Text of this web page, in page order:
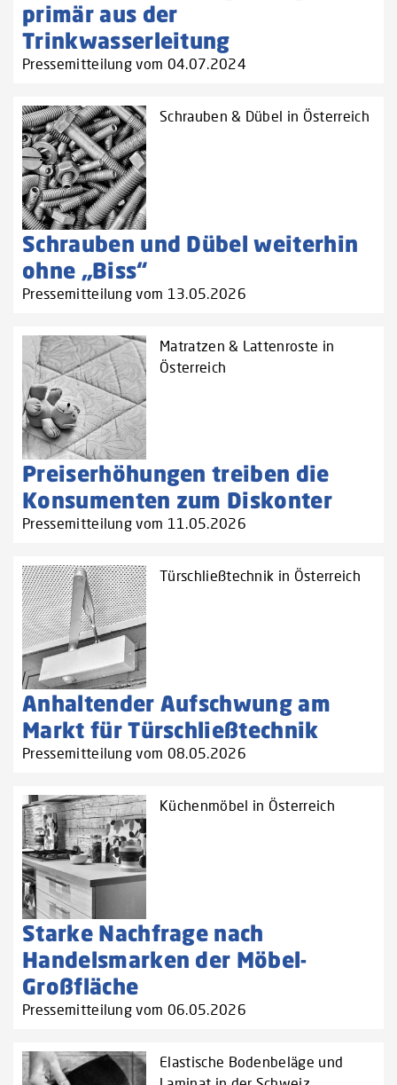
primär aus der
Trinkwasserleitung
Pressemitteilung vom 04.07.2024
Schrauben & Dübel in Österreich
Schrauben und Dübel weiterhin
ohne „Biss“
Pressemitteilung vom 13.05.2026
Matratzen & Lattenroste in
Österreich
Preiserhöhungen treiben die
Konsumenten zum Diskonter
Pressemitteilung vom 11.05.2026
Türschließtechnik in Österreich
Anhaltender Aufschwung am
Markt für Türschließtechnik
Pressemitteilung vom 08.05.2026
Küchenmöbel in Österreich
Starke Nachfrage nach
Handelsmarken der Möbel-
Großfläche
Pressemitteilung vom 06.05.2026
Elastische Bodenbeläge und